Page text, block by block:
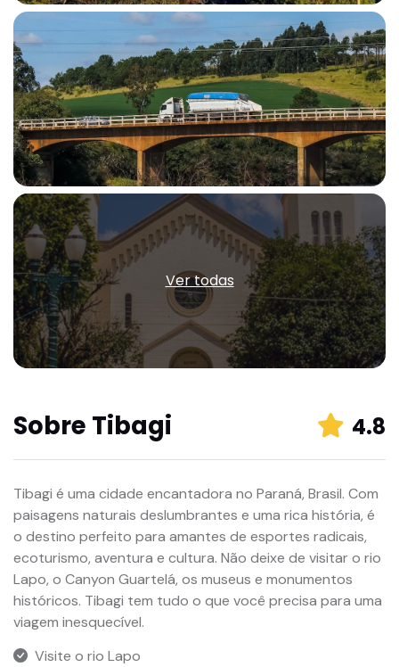
Ver todas
Sobre Tibagi 4.8
Tibagi é uma cidade encantadora no Paraná, Brasil. Com
paisagens naturais deslumbrantes e uma rica história, é
o destino perfeito para amantes de esportes radicais,
ecoturismo, aventura e cultura. Não deixe de visitar o rio
Lapo, o Canyon Guartelá, os museus e monumentos
históricos. Tibagi tem tudo o que você precisa para uma
viagem inesquecível.
Visite o rio Lapo